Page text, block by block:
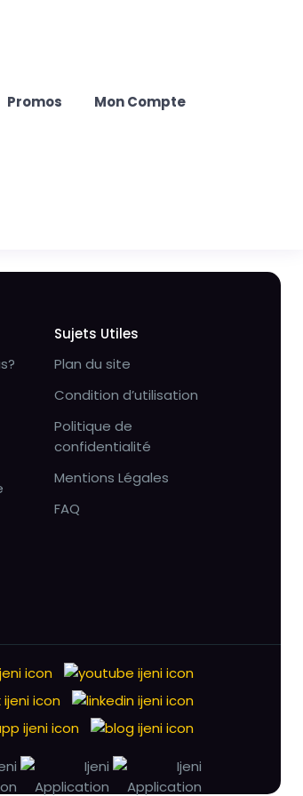
Promos Mon Compte
Sujets Utiles
Plan du site
Condition d’utilisation
Politique de
confidentialité
Mentions Légales
FAQ